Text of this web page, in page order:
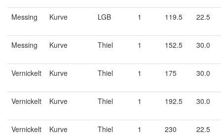
Messing Kurve LGB 1 119.5 22.5
Messing Kurve Thiel 1 152.5 30.0
Vernickelt Kurve Thiel 1 175 30.0
Vernickelt Kurve Thiel 1 192.5 30.0
Vernickelt Kurve Thiel 1 230 22.5